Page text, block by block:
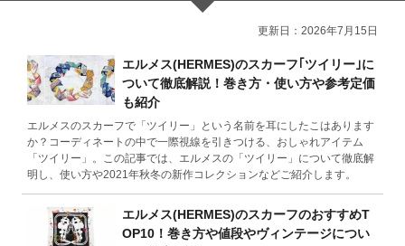
更新日：2026年7月15日
エルメス(HERMES)のスカーフ｢ツイリー｣に
ついて徹底解説！巻き方・使い方や参考定価
も紹介
エルメスのスカーフで「ツイリー」という名前を耳にしたこはあります
か？コーディネートの中で一際視線を引きつける、おしゃれアイテム
「ツイリー」。この記事では、エルメスの「ツイリー」について徹底解
明し、使い方や2021年秋冬の新作コレクションなどご紹介します。
エルメス(HERMES)のスカーフのおすすめT
OP10！巻き方や値段やヴィンテージについ